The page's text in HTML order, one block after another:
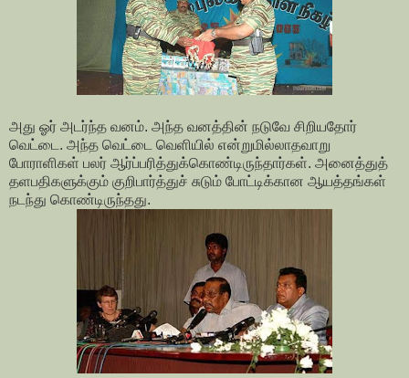
அது ஓர் அடர்ந்த வனம். அந்த வனத்தின் நடுவே சிறியதோர்
வெட்டை. அந்த வெட்டை வெளியில் என்றுமில்லாதவாறு
போராளிகள் பலர் ஆர்ப்பரித்துக்கொண்டிருந்தார்கள். அனைத்துத்
தளபதிகளுக்கும் குறிபார்த்துச் சுடும் போட்டிக்கான ஆயத்தங்கள்
நடந்து கொண்டிருந்தது.